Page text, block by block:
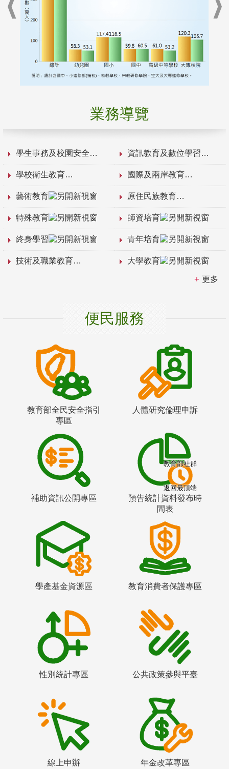
業務導覽
學生事務及校園安全 資訊教育及數位學習
學校衛生教育 國際及兩岸教育
藝術教育 原住民族教育
特殊教育 師資培育
終身學習 青年培育
技術及職業教育 大學教育
更多
便民服務
教育部全民安全指引
專區
人體研究倫理申訴
補助資訊公開專區
預告統計資料發布時
間表
學產基金資源區 教育消費者保護專區
性別統計專區 公共政策參與平臺
線上申辦 年金改革專區
教育部社群
返回最頂端